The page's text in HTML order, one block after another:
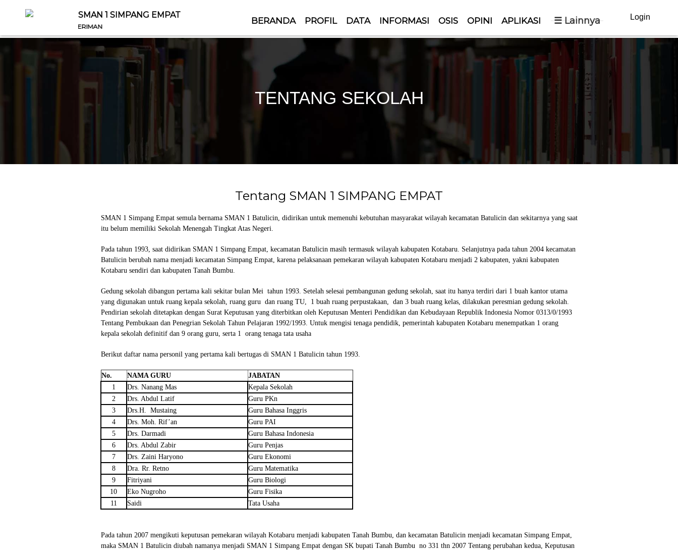
SMAN 1 SIMPANG EMPAT
BERANDA PROFIL DATA INFORMASI OSIS OPINI APLIKASI ☰ Lainnya Login
TENTANG SEKOLAH
Tentang SMAN 1 SIMPANG EMPAT
SMAN 1 Simpang Empat semula bernama SMAN 1 Batulicin, didirikan untuk memenuhi kebutuhan masyarakat wilayah kecamatan Batulicin dan sekitarnya yang saat
itu belum memiliki Sekolah Menengah Tingkat Atas Negeri.
Pada tahun 1993, saat didirikan SMAN 1 Simpang Empat, kecamatan Batulicin masih termasuk wilayah kabupaten Kotabaru. Selanjutnya pada tahun 2004 kecamatan
Batulicin berubah nama menjadi kecamatan Simpang Empat, karena pelaksanaan pemekaran wilayah kabupaten Kotabaru menjadi 2 kabupaten, yakni kabupaten
Kotabaru sendiri dan kabupaten Tanah Bumbu.
Gedung sekolah dibangun pertama kali sekitar bulan Mei tahun 1993. Setelah selesai pembangunan gedung sekolah, saat itu hanya terdiri dari 1 buah kantor utama
yang digunakan untuk ruang kepala sekolah, ruang guru dan ruang TU, 1 buah ruang perpustakaan, dan 3 buah ruang kelas, dilakukan peresmian gedung sekolah.
Pendirian sekolah ditetapkan dengan Surat Keputusan yang diterbitkan oleh Keputusan Menteri Pendidikan dan Kebudayaan Republik Indonesia Nomor 0313/0/1993
Tentang Pembukaan dan Penegrian Sekolah Tahun Pelajaran 1992/1993. Untuk mengisi tenaga pendidik, pemerintah kabupaten Kotabaru menempatkan 1 orang
kepala sekolah definitif dan 9 orang guru, serta 1 orang tenaga tata usaha
Berikut daftar nama personil yang pertama kali bertugas di SMAN 1 Batulicin tahun 1993.
No. NAMA GURU
JABATAN
1
Drs. Nanang Mas
Kepala Sekolah
2
Drs. Abdul Latif
Guru PKn
3
Drs.H. Mustaing
Guru Bahasa Inggris
4
Drs. Moh. Rif’an
Guru PAI
5
Drs. Darmadi
Guru Bahasa Indonesia
6
Drs. Abdul Zabir
Guru Penjas
7
Drs. Zaini Haryono
Guru Ekonomi
8
Dra. Rr. Retno
Guru Matematika
9
Fitriyani
Guru Biologi
10
Eko Nugroho
Guru Fisika
11
Saidi Tata Usaha
Pada tahun 2007 mengikuti keputusan pemekaran wilayah Kotabaru menjadi kabupaten Tanah Bumbu, dan kecamatan Batulicin menjadi kecamatan Simpang Empat,
maka SMAN 1 Batulicin diubah namanya menjadi SMAN 1 Simpang Empat dengan SK bupati Tanah Bumbu no 331 thn 2007 Tentang perubahan kedua, Keputusan